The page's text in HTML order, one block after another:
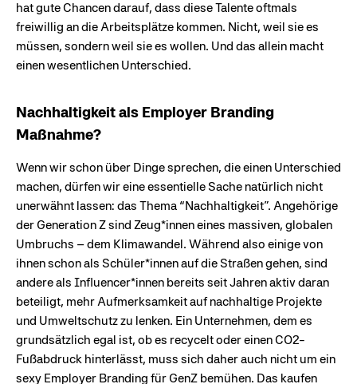
hat gute Chancen darauf, dass diese Talente oftmals
freiwillig an die Arbeitsplätze kommen. Nicht, weil sie es
müssen, sondern weil sie es wollen. Und das allein macht
einen wesentlichen Unterschied.
Nachhaltigkeit als Employer Branding
Maßnahme?
Wenn wir schon über Dinge sprechen, die einen Unterschied
machen, dürfen wir eine essentielle Sache natürlich nicht
unerwähnt lassen: das Thema “Nachhaltigkeit”. Angehörige
der Generation Z sind Zeug*innen eines massiven, globalen
Umbruchs – dem Klimawandel. Während also einige von
ihnen schon als Schüler*innen auf die Straßen gehen, sind
andere als Influencer*innen bereits seit Jahren aktiv daran
beteiligt, mehr Aufmerksamkeit auf nachhaltige Projekte
und Umweltschutz zu lenken. Ein Unternehmen, dem es
grundsätzlich egal ist, ob es recycelt oder einen CO2-
Fußabdruck hinterlässt, muss sich daher auch nicht um ein
sexy Employer Branding für GenZ bemühen. Das kaufen